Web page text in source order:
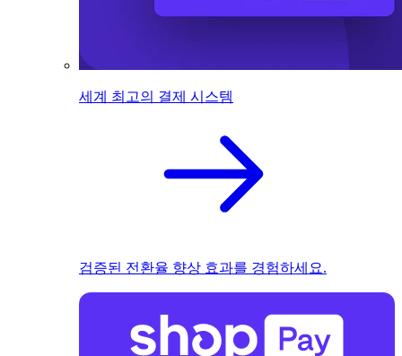
세계 최고의 결제 시스템
검증된 전환율 향상 효과를 경험하세요.